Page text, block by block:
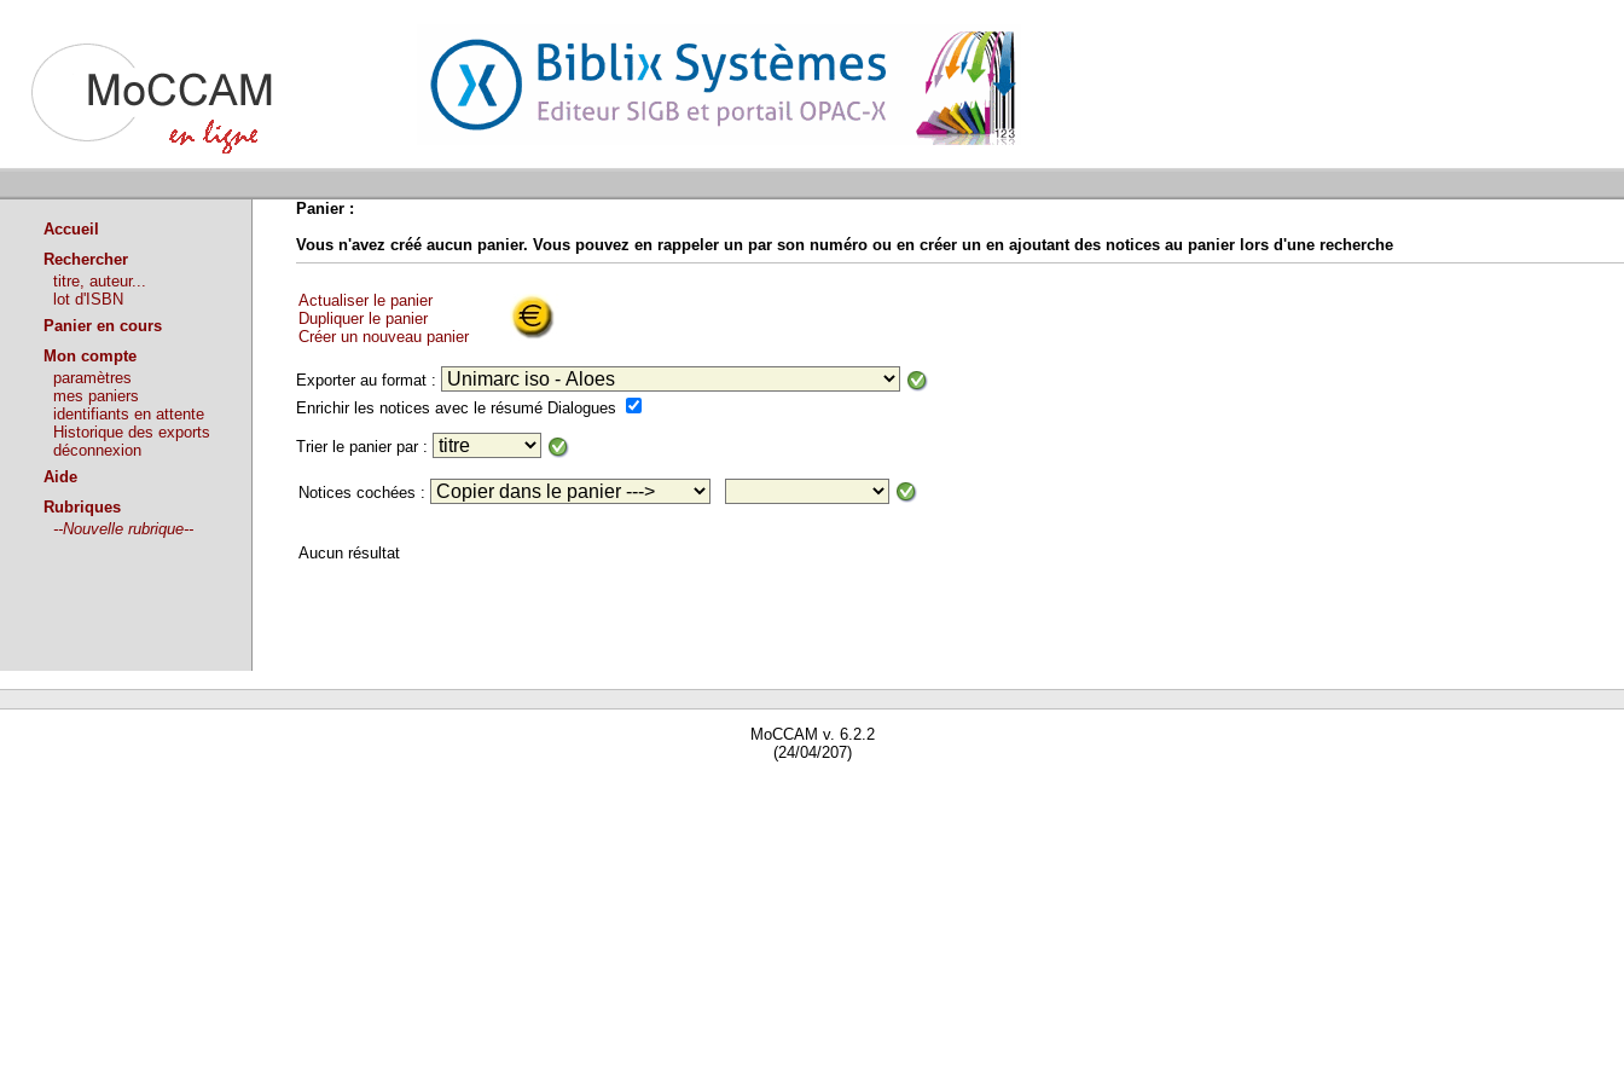
Accueil
Rechercher
titre, auteur...
lot d'ISBN
Panier en cours
Mon compte
paramètres
mes paniers
identifiants en attente
Historique des exports
déconnexion
Aide
Rubriques
--Nouvelle rubrique--
Panier :
Vous n'avez créé aucun panier. Vous pouvez en rappeler un par son numéro ou en créer un en ajoutant des notices au panier lors d'une recherche
Actualiser le panier
Dupliquer le panier
Créer un nouveau panier
Exporter au format :
Enrichir les notices avec le résumé Dialogues
Trier le panier par :
Notices cochées :
Aucun résultat
MoCCAM v. 6.2.2
(24/04/207)